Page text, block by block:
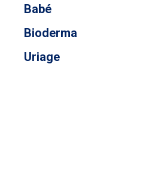
Babé
Bioderma
Uriage